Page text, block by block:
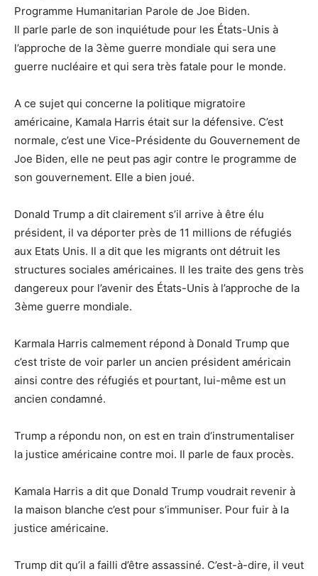
Programme Humanitarian Parole de Joe Biden.
Il parle parle de son inquiétude pour les États-Unis à
l’approche de la 3ème guerre mondiale qui sera une
guerre nucléaire et qui sera très fatale pour le monde.
A ce sujet qui concerne la politique migratoire
américaine, Kamala Harris était sur la défensive. C’est
normale, c’est une Vice-Présidente du Gouvernement de
Joe Biden, elle ne peut pas agir contre le programme de
son gouvernement. Elle a bien joué.
Donald Trump a dit clairement s’il arrive à être élu
président, il va déporter près de 11 millions de réfugiés
aux Etats Unis. Il a dit que les migrants ont détruit les
structures sociales américaines. Il les traite des gens très
dangereux pour l’avenir des États-Unis à l’approche de la
3ème guerre mondiale.
Karmala Harris calmement répond à Donald Trump que
c’est triste de voir parler un ancien président américain
ainsi contre des réfugiés et pourtant, lui-même est un
ancien condamné.
Trump a répondu non, on est en train d’instrumentaliser
la justice américaine contre moi. Il parle de faux procès.
Kamala Harris a dit que Donald Trump voudrait revenir à
la maison blanche c’est pour s’immuniser. Pour fuir à la
justice américaine.
Trump dit qu’il a failli d’être assassiné. C’est-à-dire, il veut